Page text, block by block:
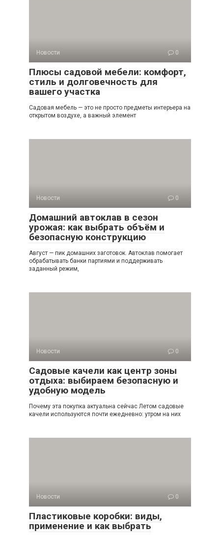
Новости 0
Плюсы садовой мебели: комфорт,
стиль и долговечность для
вашего участка
Садовая мебель — это не просто предметы интерьера на
открытом воздухе, а важный элемент
Новости 0
Домашний автоклав в сезон
урожая: как выбрать объём и
безопасную конструкцию
Август — пик домашних заготовок. Автоклав помогает
обрабатывать банки партиями и поддерживать
заданный режим,
Новости 0
Садовые качели как центр зоны
отдыха: выбираем безопасную и
удобную модель
Почему эта покупка актуальна сейчас Летом садовые
качели используются почти ежедневно: утром на них
Новости 0
Пластиковые коробки: виды,
применение и как выбрать